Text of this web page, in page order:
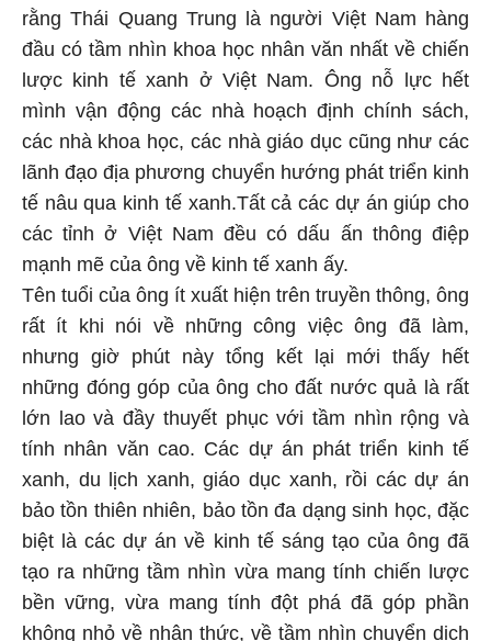
rằng Thái Quang Trung là người Việt Nam hàng
đầu có tầm nhìn khoa học nhân văn nhất về chiến
lược kinh tế xanh ở Việt Nam. Ông nỗ lực hết
mình vận động các nhà hoạch định chính sách,
các nhà khoa học, các nhà giáo dục cũng như các
lãnh đạo địa phương chuyển hướng phát triển kinh
tế nâu qua kinh tế xanh.Tất cả các dự án giúp cho
các tỉnh ở Việt Nam đều có dấu ấn thông điệp
mạnh mẽ của ông về kinh tế xanh ấy.
Tên tuổi của ông ít xuất hiện trên truyền thông, ông
rất ít khi nói về những công việc ông đã làm,
nhưng giờ phút này tổng kết lại mới thấy hết
những đóng góp của ông cho đất nước quả là rất
lớn lao và đầy thuyết phục với tầm nhìn rộng và
tính nhân văn cao. Các dự án phát triển kinh tế
xanh, du lịch xanh, giáo dục xanh, rồi các dự án
bảo tồn thiên nhiên, bảo tồn đa dạng sinh học, đặc
biệt là các dự án về kinh tế sáng tạo của ông đã
tạo ra những tầm nhìn vừa mang tính chiến lược
bền vững, vừa mang tính đột phá đã góp phần
không nhỏ về nhận thức, về tầm nhìn chuyển dịch